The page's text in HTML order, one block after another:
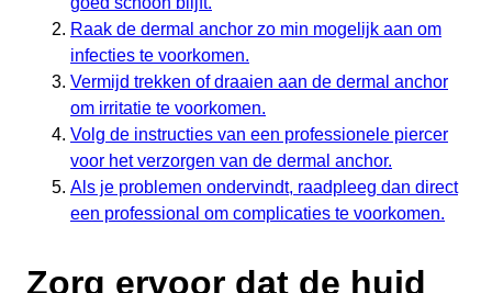
Raak de dermal anchor zo min mogelijk aan om
infecties te voorkomen.
Vermijd trekken of draaien aan de dermal anchor
om irritatie te voorkomen.
Volg de instructies van een professionele piercer
voor het verzorgen van de dermal anchor.
Als je problemen ondervindt, raadpleeg dan direct
een professional om complicaties te voorkomen.
Zorg ervoor dat de huid